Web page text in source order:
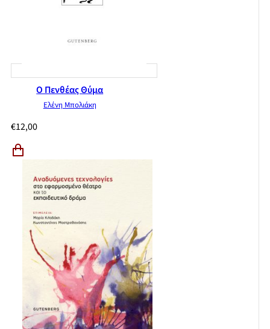
Ο Πενθέας Θύμα
Ελένη Μπολιάκη
€12,00